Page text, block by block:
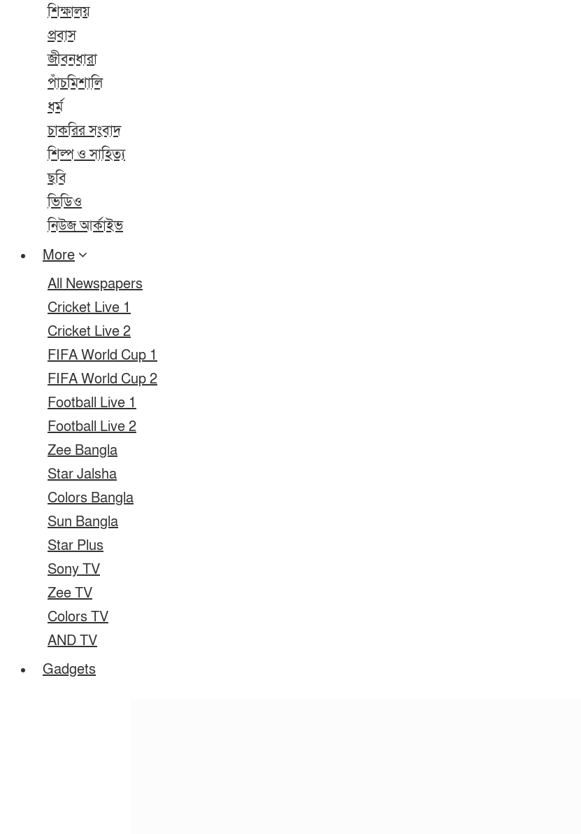
শিক্ষালয়
প্রবাস
জীবনধারা
পাঁচমিশালি
ধর্ম
চাকরির সংবাদ
শিল্প ও সাহিত্য
ছবি
ভিডিও
নিউজ আর্কাইভ
More
All Newspapers
Cricket Live 1
Cricket Live 2
FIFA World Cup 1
FIFA World Cup 2
Football Live 1
Football Live 2
Zee Bangla
Star Jalsha
Colors Bangla
Sun Bangla
Star Plus
Sony TV
Zee TV
Colors TV
AND TV
Gadgets